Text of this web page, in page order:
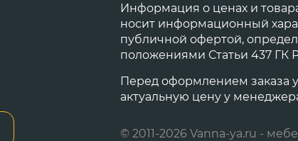
Информация о ценах и
носит информационный
публичной офертой,
положениями Статьи 437 ГК
Перед оформлением заказа
актуальную цену у
© 2011-2026 Vanna-ya.ru -